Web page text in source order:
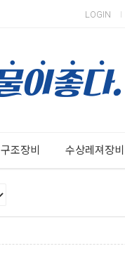
LOGIN
구조장비 수상레져장비